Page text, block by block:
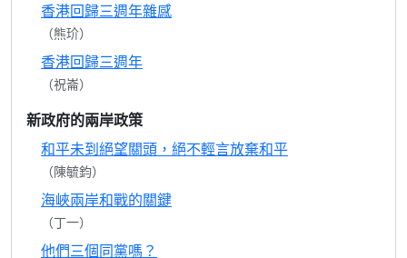
香港回歸三週年雜感
（熊玠）
香港回歸三週年
（祝崙）
新政府的兩岸政策
和平未到絕望關頭，絕不輕言放棄和平
（陳毓鈞）
海峽兩岸和戰的關鍵
（丁一）
他們三個同黨嗎？